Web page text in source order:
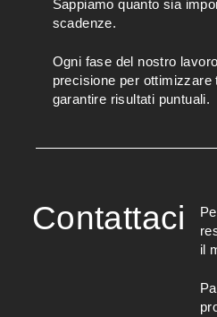
Sappiamo quanto sia
scadenze.
Ogni fase del nostro
precisione per ottimizzare
garantire risultati puntuali.
Contattaci
il